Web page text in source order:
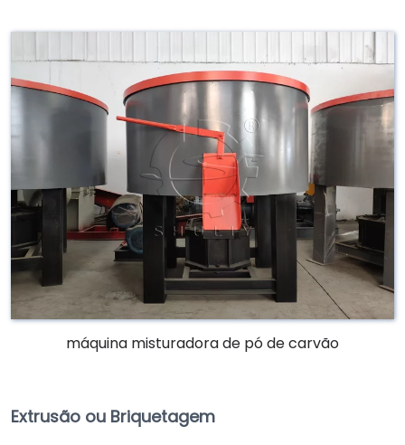
máquina misturadora de pó de carvão
Extrusão ou Briquetagem